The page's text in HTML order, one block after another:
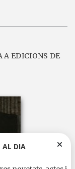
A EDICIONS DE
AL DIA